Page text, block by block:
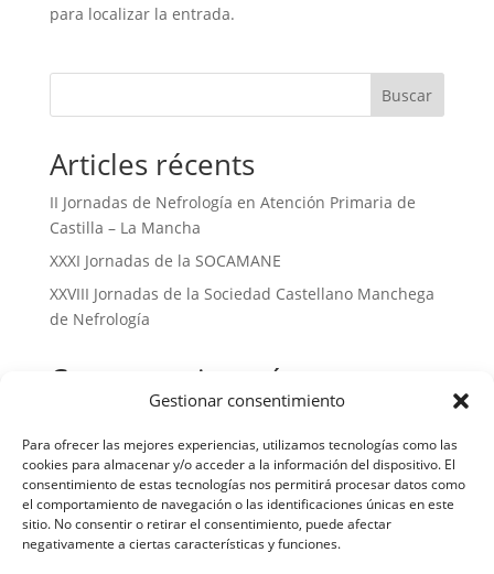
Gestionar consentimiento
Para ofrecer las mejores experiencias, utilizamos tecnologías como las
cookies para almacenar y/o acceder a la información del dispositivo. El
consentimiento de estas tecnologías nos permitirá procesar datos como
el comportamiento de navegación o las identificaciones únicas en este
sitio. No consentir o retirar el consentimiento, puede afectar
negativamente a ciertas características y funciones.
para localizar la entrada.
Buscar
Articles récents
II Jornadas de Nefrología en Atención Primaria de
Castilla – La Mancha
XXXI Jornadas de la SOCAMANE
XXVIII Jornadas de la Sociedad Castellano Manchega
de Nefrología
Commentaires récents